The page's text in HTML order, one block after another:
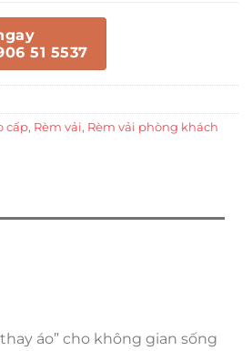
51 5537
cấp, Rèm vải, Rèm vải phòng khách
áo” cho không gian sống